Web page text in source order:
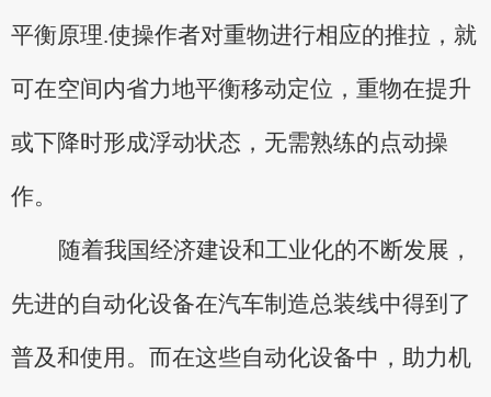
平衡原理.使操作者对重物进行相应的推拉，就
可在空间内省力地平衡移动定位，重物在提升
或下降时形成浮动状态，无需熟练的点动操
作。
随着我国经济建设和工业化的不断发展，
先进的自动化设备在汽车制造总装线中得到了
普及和使用。而在这些自动化设备中，助力机